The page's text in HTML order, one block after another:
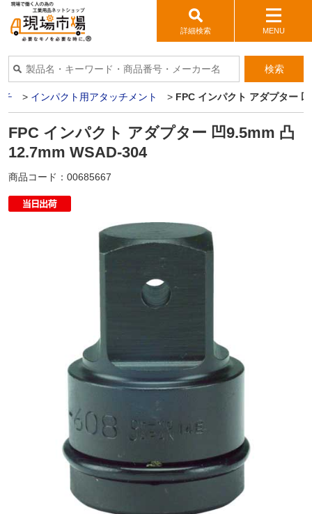
詳細検索 MENU
検索
チ > インパクト用アタッチメント > FPC インパクト アダプター
FPC インパクト アダプター 凹9.5mm 凸
12.7mm WSAD-304
商品コード： 00685667